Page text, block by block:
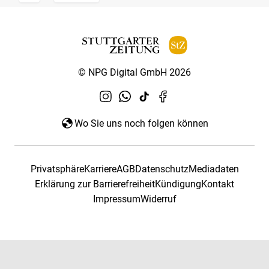
© NPG Digital GmbH 2026
Wo Sie uns noch folgen können
PrivatsphäreKarriereAGBDatenschutzMediadaten
Erklärung zur BarrierefreiheitKündigungKontakt
ImpressumWiderruf